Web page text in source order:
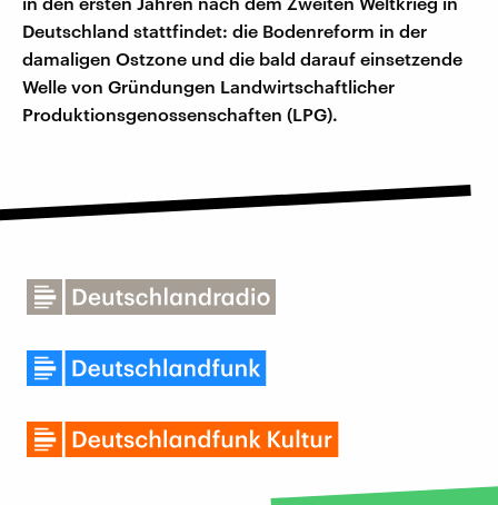
Deutschland stattfindet: die Bodenreform in der
damaligen Ostzone und die bald darauf einsetzende
Welle von Gründungen Landwirtschaftlicher
Produktionsgenossenschaften (LPG).